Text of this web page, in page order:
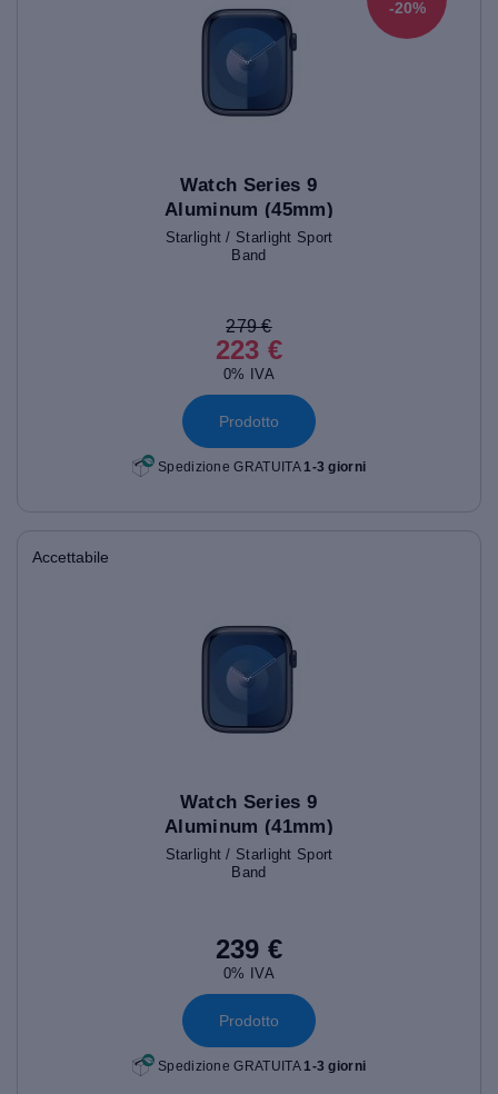
-20%
Watch Series 9
Aluminum (45mm)
Starlight / Starlight Sport
Band
279 €
223 €
0% IVA
Prodotto
Spedizione GRATUITA1-3 giorni
Accettabile
Watch Series 9
Aluminum (41mm)
Starlight / Starlight Sport
Band
239 €
0% IVA
Prodotto
Spedizione GRATUITA 1-3 giorni